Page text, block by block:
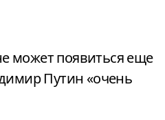
Путин «очень